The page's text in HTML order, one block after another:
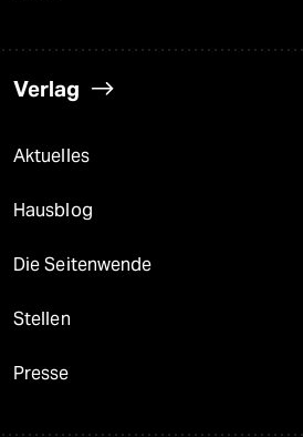
Verlag
Aktuelles
Hausblog
Die Seitenwende
Stellen
Presse